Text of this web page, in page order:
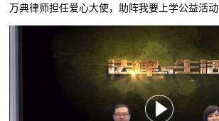
万典律师担任爱心大使，助阵我要上学公益活动